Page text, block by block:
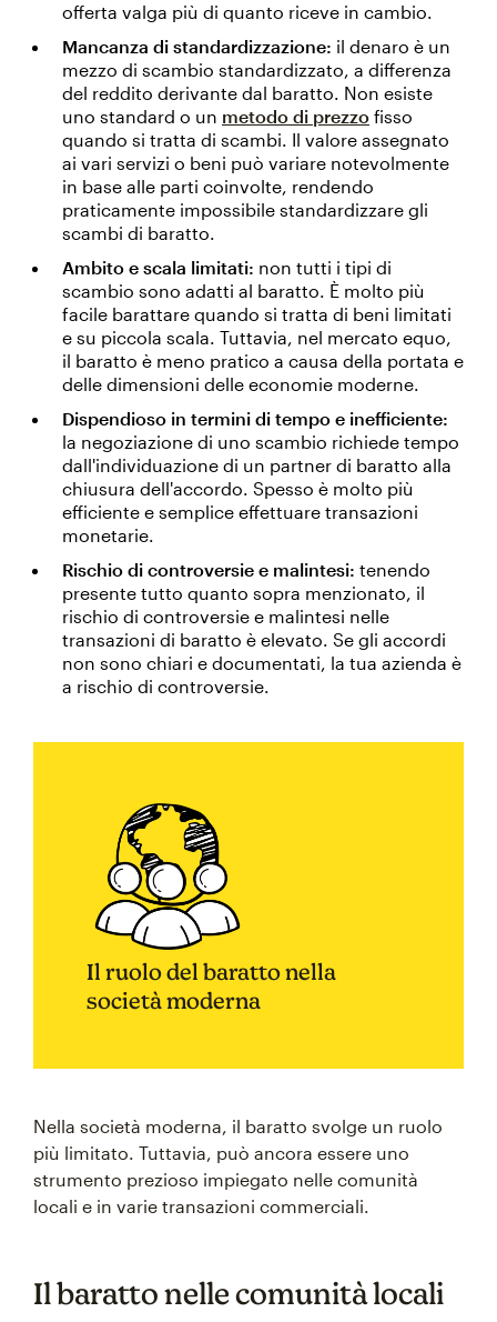
offerta valga più di quanto riceve in cambio.
Mancanza di standardizzazione: il denaro è un
mezzo di scambio standardizzato, a differenza
del reddito derivante dal baratto. Non esiste
uno standard o un metodo di prezzo fisso
quando si tratta di scambi. Il valore assegnato
ai vari servizi o beni può variare notevolmente
in base alle parti coinvolte, rendendo
praticamente impossibile standardizzare gli
scambi di baratto.
Ambito e scala limitati: non tutti i tipi di
scambio sono adatti al baratto. È molto più
facile barattare quando si tratta di beni limitati
e su piccola scala. Tuttavia, nel mercato equo,
il baratto è meno pratico a causa della portata e
delle dimensioni delle economie moderne.
Dispendioso in termini di tempo e inefficiente:
la negoziazione di uno scambio richiede tempo
dall'individuazione di un partner di baratto alla
chiusura dell'accordo. Spesso è molto più
efficiente e semplice effettuare transazioni
monetarie.
Rischio di controversie e malintesi: tenendo
presente tutto quanto sopra menzionato, il
rischio di controversie e malintesi nelle
transazioni di baratto è elevato. Se gli accordi
non sono chiari e documentati, la tua azienda è
a rischio di controversie.
Il ruolo del baratto nella
società moderna
Nella società moderna, il baratto svolge un ruolo
più limitato. Tuttavia, può ancora essere uno
strumento prezioso impiegato nelle comunità
locali e in varie transazioni commerciali.
Il baratto nelle comunità locali